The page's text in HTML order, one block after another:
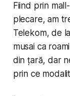
Fiind prin
plecare, am
Telekom, de
musai ca
din țară, dar
prin ce